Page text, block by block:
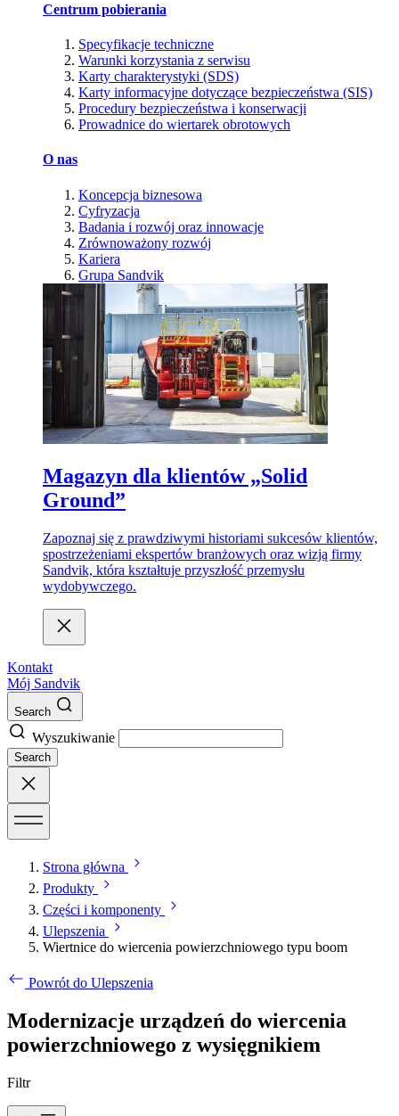
Centrum pobierania
Specyfikacje techniczne
Warunki korzystania z serwisu
Karty charakterystyki (SDS)
Karty informacyjne dotyczące bezpieczeństwa (SIS)
Procedury bezpieczeństwa i konserwacji
Prowadnice do wiertarek obrotowych
O nas
Koncepcja biznesowa
Cyfryzacja
Badania i rozwój oraz innowacje
Zrównoważony rozwój
Kariera
Grupa Sandvik
Magazyn dla klientów „Solid
Ground”
Zapoznaj się z prawdziwymi historiami sukcesów klientów,
spostrzeżeniami ekspertów branżowych oraz wizją firmy
Sandvik, która kształtuje przyszłość przemysłu
wydobywczego.
Kontakt
Mój Sandvik
Search
Wyszukiwanie
Search
Strona główna
Produkty
Części i komponenty
Ulepszenia
Wiertnice do wiercenia powierzchniowego typu boom
Powrót do Ulepszenia
Modernizacje urządzeń do wiercenia
powierzchniowego z wysięgnikiem
Filtr